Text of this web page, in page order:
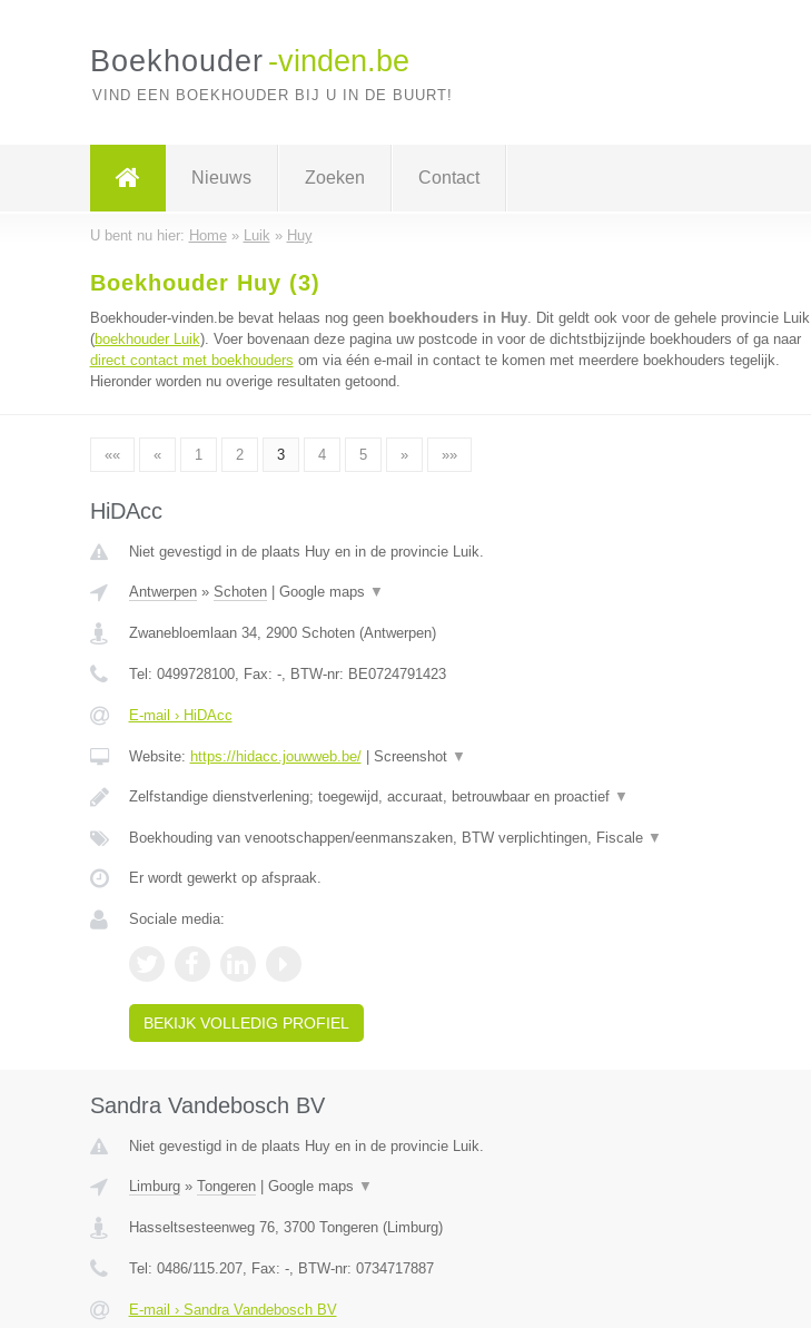
Boekhouder -vinden.be
VIND EEN BOEKHOUDER BIJ U IN DE BUURT!
Nieuws Zoeken Contact
U bent nu hier: Home» Luik » Huy
Boekhouder Huy (3)
Boekhouder-vinden.be bevat helaas nog geen boekhouders in Huy. Dit geldt ook voor de gehele provincie Luik
(boekhouder Luik). Voer bovenaan deze pagina uw postcode in voor de dichtstbijzijnde boekhouders of ga naar
direct contact met boekhouders om via één e-mail in contact te komen met meerdere boekhouders tegelijk.
Hieronder worden nu overige resultaten getoond.
«« « 1 2 3 4 5 » »»
HiDAcc
Niet gevestigd in de plaats Huy en in de provincie Luik.
Antwerpen» Schoten| Google maps ▼
Zwanebloemlaan 34, 2900 Schoten(Antwerpen)
Tel: 0499728100, Fax: -, BTW-nr: BE0724791423
E-mail › HiDAcc
Website: https://hidacc.jouwweb.be/| Screenshot ▼
Zelfstandige dienstverlening; toegewijd, accuraat, betrouwbaar en proactief ▼
Boekhouding van venootschappen/eenmanszaken, BTW verplichtingen, Fiscale ▼
Er wordt gewerkt op afspraak.
Sociale media:
BEKIJK VOLLEDIG PROFIEL
Sandra Vandebosch BV
Niet gevestigd in de plaats Huy en in de provincie Luik.
Limburg» Tongeren| Google maps ▼
Hasseltsesteenweg 76, 3700 Tongeren(Limburg)
Tel: 0486/115.207, Fax: -, BTW-nr: 0734717887
E-mail › Sandra Vandebosch BV